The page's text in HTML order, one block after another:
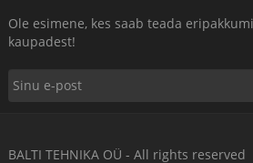
Ole esimene, kes saab teada
kaupadest!
BALTI TEHNIKA OÜ - All rights reserved